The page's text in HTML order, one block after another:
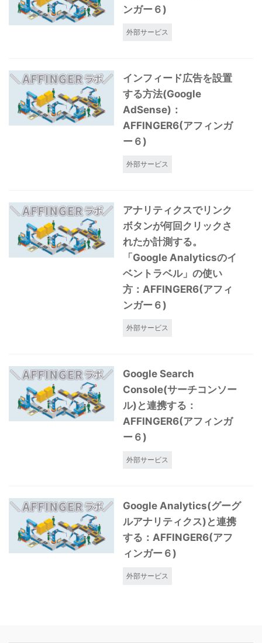
ンガー６)
外部サービス
インフィード広告を設置
する方法(Google
AdSense)：
AFFINGER6(アフィンガ
ー６)
外部サービス
アナリティクスでリンク
ボタンが何回クリックさ
れたか計測する。
「Google Analyticsのイ
ベントラベル」の使い
方：AFFINGER6(アフィ
ンガー６)
外部サービス
Google Search
Console(サーチコンソー
ル)と連携する：
AFFINGER6(アフィンガ
ー６)
外部サービス
Google Analytics(グーグ
ルアナリティクス)と連携
する：AFFINGER6(アフ
ィンガー６)
外部サービス